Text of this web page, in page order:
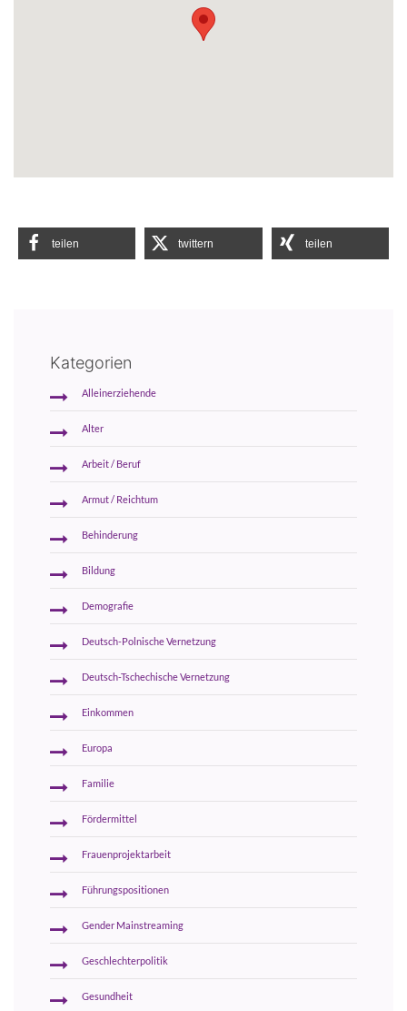
teilen twittern teilen
Kategorien
Alleinerziehende
Alter
Arbeit / Beruf
Armut / Reichtum
Behinderung
Bildung
Demografie
Deutsch-Polnische Vernetzung
Deutsch-Tschechische Vernetzung
Einkommen
Europa
Familie
Fördermittel
Frauenprojektarbeit
Führungspositionen
Gender Mainstreaming
Geschlechterpolitik
Gesundheit